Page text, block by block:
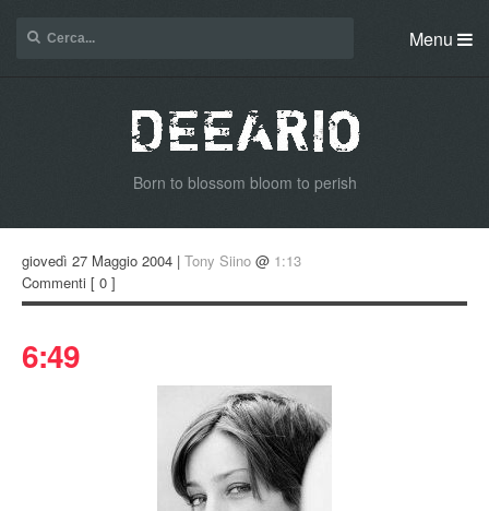
Menu
Born to blossom bloom to perish
giovedì 27 Maggio 2004 | Tony Siino @ 1:13
Commenti [ 0 ]
6:49